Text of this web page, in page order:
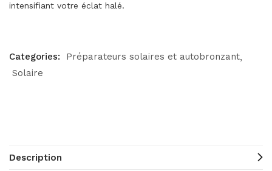
intensifiant votre éclat halé.
Categories:
Préparateurs solaires et autobronzant
Solaire
Description